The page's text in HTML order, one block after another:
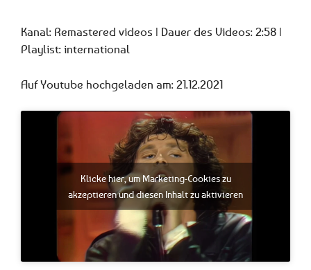
Kanal: Remastered videos | Dauer des Videos: 2:58 |
Playlist: international
Auf Youtube hochgeladen am: 21.12.2021
Klicke hier, um Marketing-Cookies zu
akzeptieren und diesen Inhalt zu aktivieren